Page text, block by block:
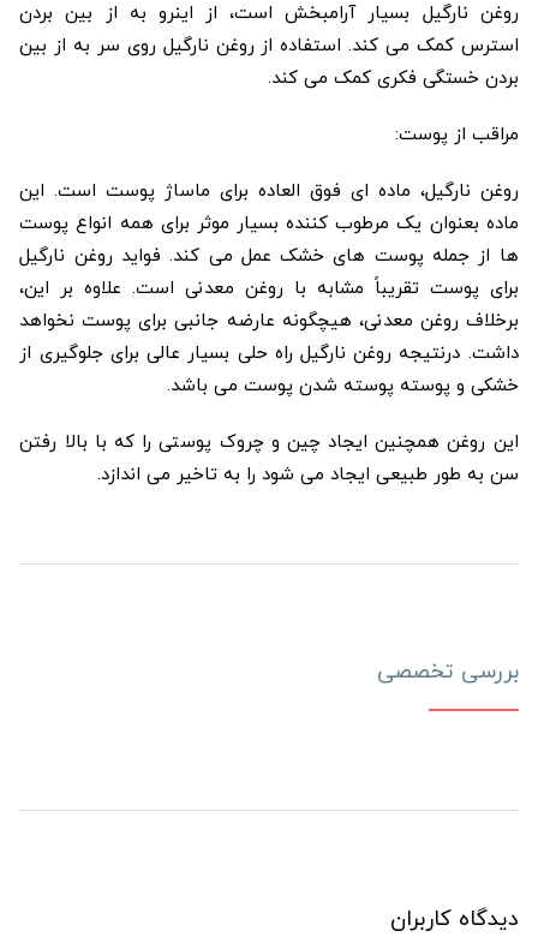
روغن نارگیل بسیار آرامبخش است، از اینرو به از بین بردن
استرس کمک می کند. استفاده از روغن نارگیل روی سر به از بین
بردن خستگی فکری کمک می کند.
مراقب از پوست:
روغن نارگیل، ماده ای فوق العاده برای ماساژ پوست است. این
ماده بعنوان یک مرطوب کننده بسیار موثر برای همه انواع پوست
ها از جمله پوست های خشک عمل می کند. فواید روغن نارگیل
برای پوست تقریباً مشابه با روغن معدنی است. علاوه بر این،
برخلاف روغن معدنی، هیچگونه عارضه جانبی برای پوست نخواهد
داشت. درنتیجه روغن نارگیل راه حلی بسیار عالی برای جلوگیری از
خشکی و پوسته پوسته شدن پوست می باشد.
این روغن همچنین ایجاد چین و چروک پوستی را که با بالا رفتن
سن به طور طبیعی ایجاد می شود را به تاخیر می اندازد.
بررسی تخصصی
دیدگاه کاربران